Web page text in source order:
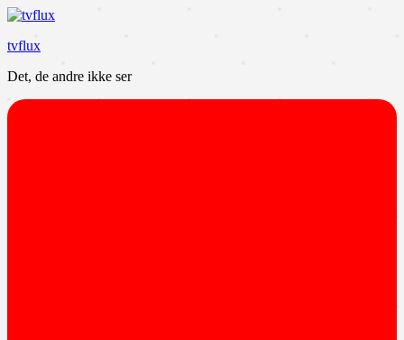
Videre
indhold
tvflux
Det, de andre ikke ser